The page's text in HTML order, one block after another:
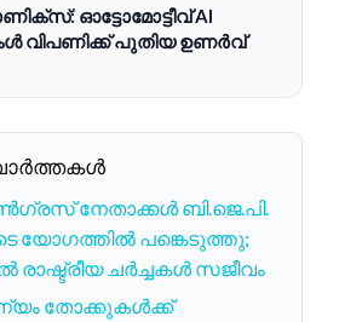
ഓട്ടോമോട്ടീവ് AI
വിപണിക്ക് പുതിയ ഉണർവ്
നേതാക്കൾ ബി.ജെ.പി.
യോഗത്തിൽ പങ്കെടുത്തു;
രാഷ്ട്രീയ ചർച്ചകൾ സജീവം
തോക്കുകൾക്ക്